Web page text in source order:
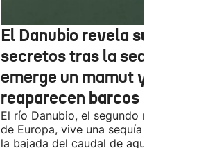
El Danubio revela sus
secretos tras la sequía:
emerge un mamut y
reaparecen barcos nazis
El río Danubio, el segundo más largo
de Europa, vive una sequía histórica
la bajada del caudal de agua ha